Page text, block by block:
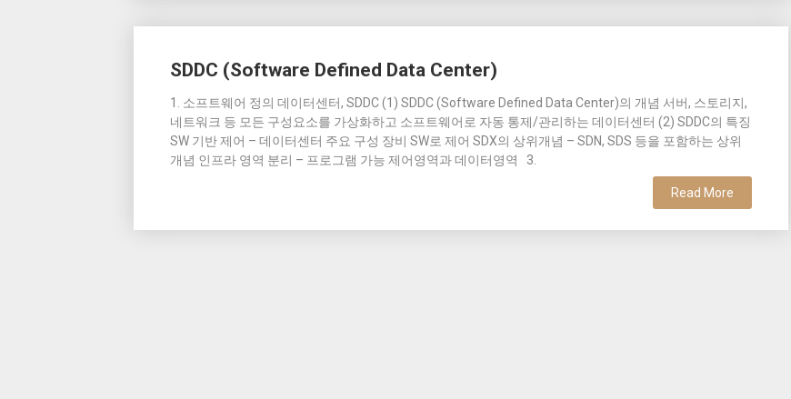
SDDC (Software Defined Data Center)
1. 소프트웨어 정의 데이터센터, SDDC (1) SDDC (Software Defined Data Center)의 개념 서버, 스토리지,
네트워크 등 모든 구성요소를 가상화하고 소프트웨어로 자동 통제/관리하는 데이터센터 (2) SDDC의 특징
SW 기반 제어 – 데이터센터 주요 구성 장비 SW로 제어 SDX의 상위개념 – SDN, SDS 등을 포함하는 상위
개념 인프라 영역 분리 – 프로그램 가능 제어영역과 데이터영역 3.
Read More